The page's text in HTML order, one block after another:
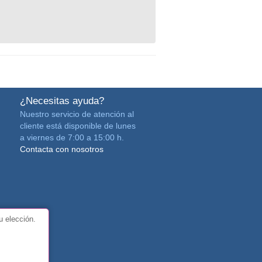
¿Necesitas ayuda?
Nuestro servicio de atención al
cliente está disponible de lunes
a viernes de 7:00 a 15:00 h.
Contacta con nosotros
elección.